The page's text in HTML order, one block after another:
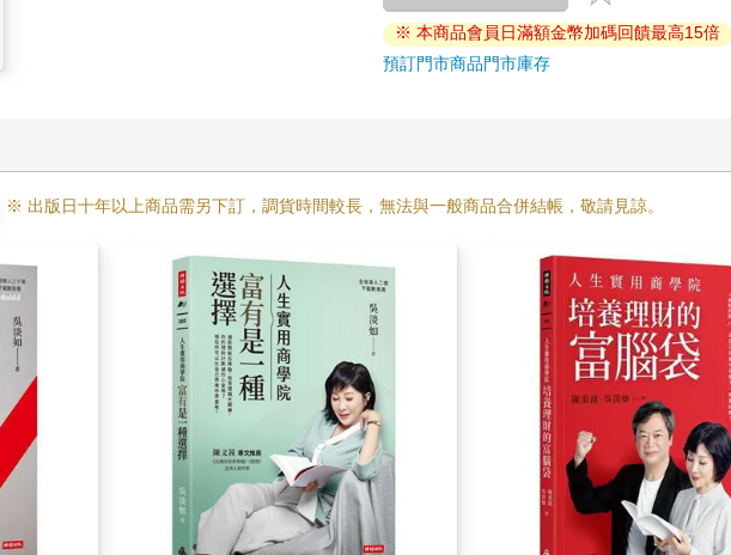
※ 本商品會員日滿額金幣加碼回饋最高15倍
預訂門市商品門市庫存
※ 出版日十年以上商品需另下訂，調貨時間較長，無法與一般商品合併結帳，敬請見諒。